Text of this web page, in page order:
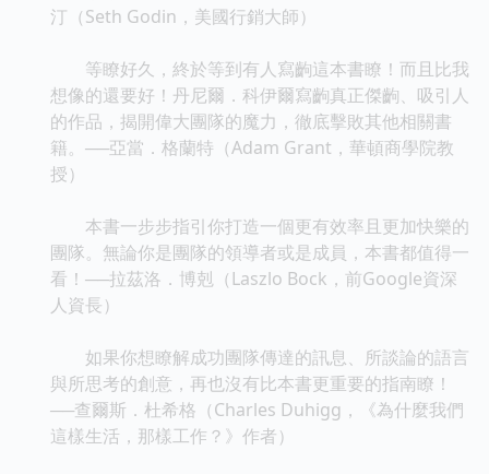
汀（Seth Godin，美國行銷大師）
等瞭好久，終於等到有人寫齣這本書瞭！而且比我
想像的還要好！丹尼爾．科伊爾寫齣真正傑齣、吸引人
的作品，揭開偉大團隊的魔力，徹底擊敗其他相關書
籍。──亞當．格蘭特（Adam Grant，華頓商學院教
授）
本書一步步指引你打造一個更有效率且更加快樂的
團隊。無論你是團隊的領導者或是成員，本書都值得一
看！──拉茲洛．博剋（Laszlo Bock，前Google資深
人資長）
如果你想瞭解成功團隊傳達的訊息、所談論的語言
與所思考的創意，再也沒有比本書更重要的指南瞭！
──查爾斯．杜希格（Charles Duhigg，《為什麼我們
這樣生活，那樣工作？》作者）